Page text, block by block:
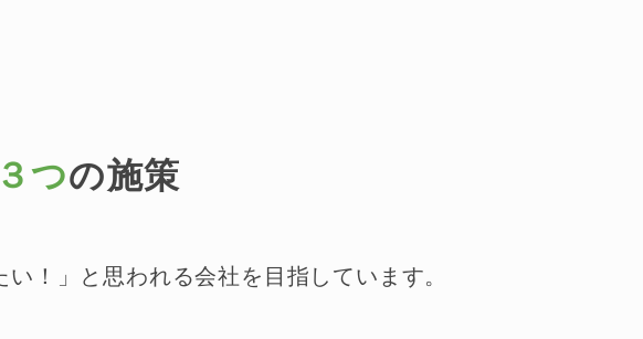
３つの施策
！」と思われる会社を目指しています。